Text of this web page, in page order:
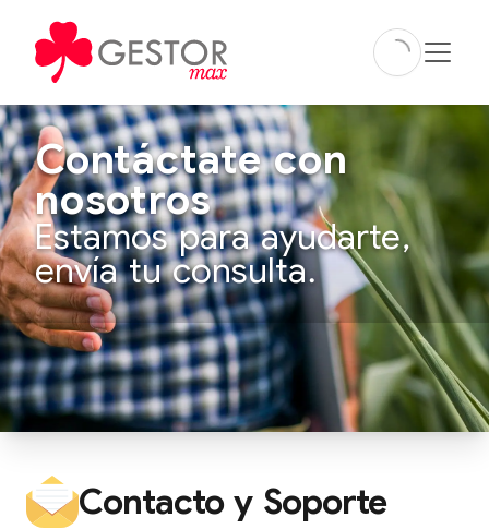
Contáctate con
nosotros
Estamos para ayudarte,
envía tu consulta.
Contacto y Soporte